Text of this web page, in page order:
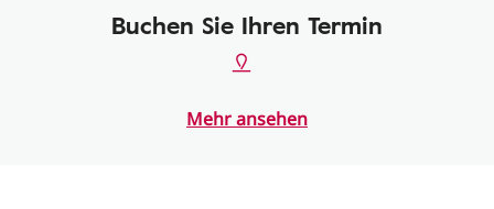
Buchen Sie Ihren Termin
Mehr ansehen